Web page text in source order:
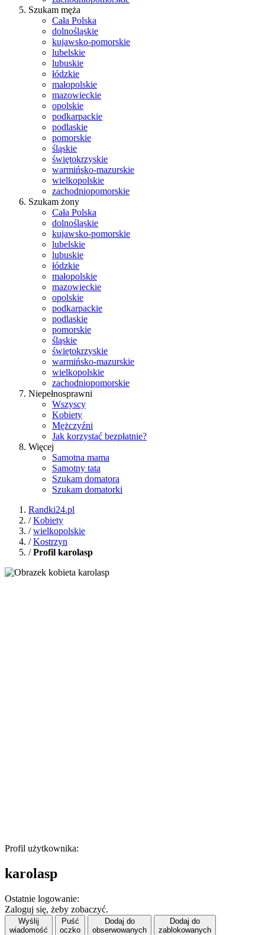
Szukam męża
Cała Polska
dolnośląskie
kujawsko-pomorskie
lubelskie
lubuskie
łódzkie
małopolskie
mazowieckie
opolskie
podkarpackie
podlaskie
pomorskie
śląskie
świętokrzyskie
warmińsko-mazurskie
wielkopolskie
zachodniopomorskie
Szukam żony
Cała Polska
dolnośląskie
kujawsko-pomorskie
lubelskie
lubuskie
łódzkie
małopolskie
mazowieckie
opolskie
podkarpackie
podlaskie
pomorskie
śląskie
świętokrzyskie
warmińsko-mazurskie
wielkopolskie
zachodniopomorskie
Niepełnosprawni
Wszyscy
Kobiety
Mężczyźni
Jak korzystać bezpłatnie?
Więcej
Samotna mama
Samotny tata
Szukam domatora
Szukam domatorki
Randki24.pl
/Kobiety
/wielkopolskie
/Kostrzyn
/Profil karolasp
Profil użytkownika:
karolasp
Ostatnie logowanie:
Zaloguj się, żeby zobaczyć.
Wyślij
wiadomość
Puść
oczko
Dodaj do
obserwowanych
Dodaj do
zablokowanych